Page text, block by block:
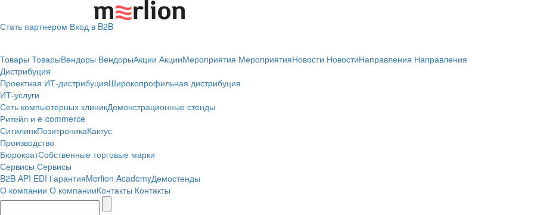
Стать партнером Вход в B2B
Товары ТоварыВендоры ВендорыАкции АкцииМероприятия МероприятияНовости НовостиНаправления Направления
Дистрибуция
Проектная ИТ-дистрибуцияШирокопрофильная дистрибуция
ИТ-услуги
Сеть компьютерных клиникДемонстрационные стенды
Ритейл и e-commerce
СитилинкПозитроникаКактус
Производство
БюрократСобственные торговые марки
Сервисы Сервисы
B2B API EDI ГарантияMerlion AcademyДемостенды
О компании О компанииКонтакты Контакты